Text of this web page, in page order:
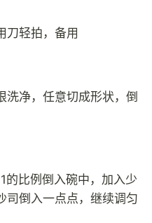
刀轻拍，备用
洗净，任意切成形状，倒
的比例倒入碗中，加入少
司倒入一点点，继续调匀